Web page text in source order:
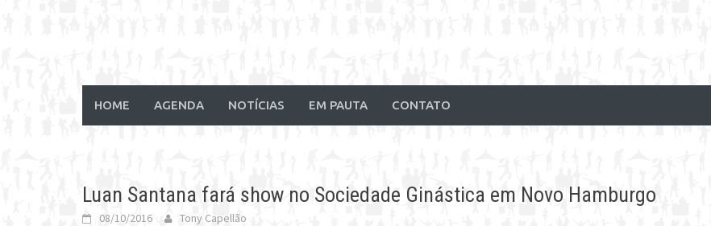
HOME AGENDA NOTÍCIAS EM PAUTA CONTATO
Luan Santana fará show no Sociedade Ginástica em Novo Hamburgo
08/10/2016 Tony Capellão